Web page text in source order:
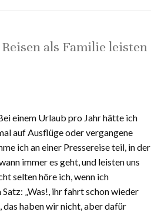
als Familie leisten
einem Urlaub pro Jahr hätte ich
auf Ausflüge oder vergangene
ich an einer Pressereise teil, in der
immer es geht, und leisten uns
selten höre ich, wenn ich
„Was!, ihr fahrt schon wieder
das haben wir nicht, aber dafür